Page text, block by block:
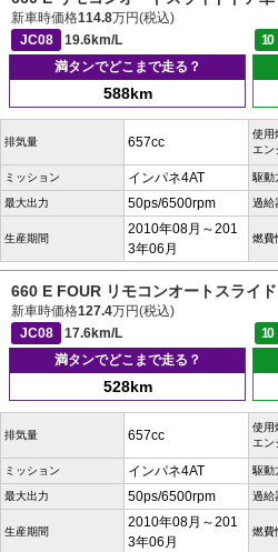
新車時価格114.8万円(税込)
JC08
19.6km/L 10
満タンでどこまで走る？
588km
排気量 657cc
使用
エン
ミッション インパネ4AT 駆動
最大出力 50ps/6500rpm 過給
生産期間
2010年08月～201
3年06月
燃費
660 E FOUR リモコンオートスライ
新車時価格127.4万円(税込)
JC08
17.6km/L 10
満タンでどこまで走る？
528km
排気量 657cc
使用
エン
ミッション インパネ4AT 駆動
最大出力 50ps/6500rpm 過給
生産期間
2010年08月～201
3年06月
燃費